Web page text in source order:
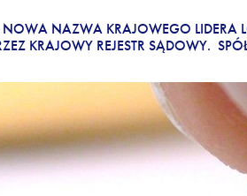
NAZWA KRAJOWEGO LIDERA
KRAJOWY REJESTR SĄDOWY.